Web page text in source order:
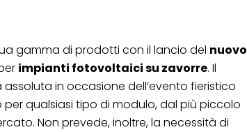
gamma di prodotti con il lancio del nuovo
impianti fotovoltaici su zavorre. Il
in occasione dell’evento fieristico
per qualsiasi tipo di modulo, dal più piccolo
Non prevede, inoltre, la necessità di